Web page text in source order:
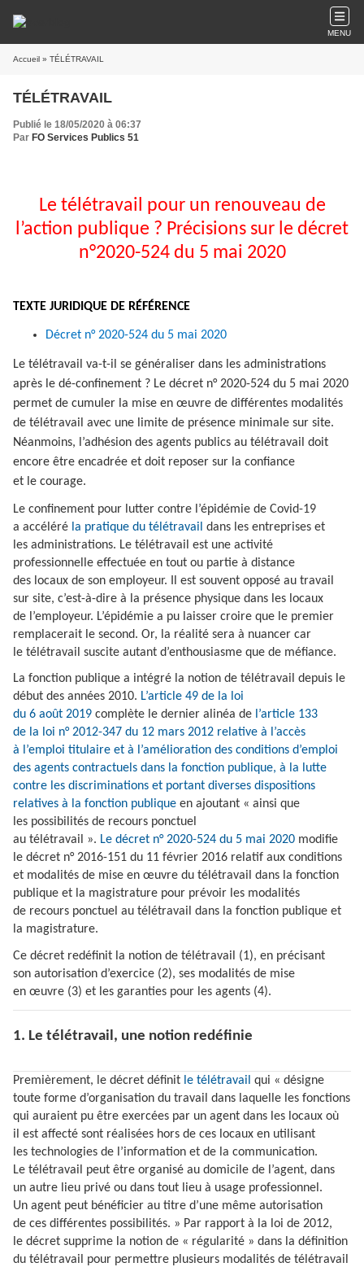
MENU
Accueil » TÉLÉTRAVAIL
TÉLÉTRAVAIL
Publié le 18/05/2020 à 06:37
Par FO Services Publics 51
Le télétravail pour un renouveau de
l’action publique ? Précisions sur le décret
n°2020-524 du 5 mai 2020
TEXTE JURIDIQUE DE RÉFÉRENCE
Décret n° 2020-524 du 5 mai 2020
Le télétravail va-t-il se généraliser dans les administrations
après le dé-confinement ? Le décret n° 2020-524 du 5 mai 2020
permet de cumuler la mise en œuvre de différentes modalités
de télétravail avec une limite de présence minimale sur site.
Néanmoins, l’adhésion des agents publics au télétravail doit
encore être encadrée et doit reposer sur la confiance
et le courage.
Le confinement pour lutter contre l’épidémie de Covid-19
a accéléré la pratique du télétravail dans les entreprises et
les administrations. Le télétravail est une activité
professionnelle effectuée en tout ou partie à distance
des locaux de son employeur. Il est souvent opposé au travail
sur site, c’est-à-dire à la présence physique dans les locaux
de l’employeur. L’épidémie a pu laisser croire que le premier
remplacerait le second. Or, la réalité sera à nuancer car
le télétravail suscite autant d’enthousiasme que de méfiance.
La fonction publique a intégré la notion de télétravail depuis le
début des années 2010. L’article 49 de la loi
du 6 août 2019 complète le dernier alinéa de l’article 133
de la loi n° 2012-347 du 12 mars 2012 relative à l’accès
à l’emploi titulaire et à l’amélioration des conditions d’emploi
des agents contractuels dans la fonction publique, à la lutte
contre les discriminations et portant diverses dispositions
relatives à la fonction publique en ajoutant « ainsi que
les possibilités de recours ponctuel
au télétravail ». Le décret n° 2020-524 du 5 mai 2020 modifie
le décret n° 2016-151 du 11 février 2016 relatif aux conditions
et modalités de mise en œuvre du télétravail dans la fonction
publique et la magistrature pour prévoir les modalités
de recours ponctuel au télétravail dans la fonction publique et
la magistrature.
Ce décret redéfinit la notion de télétravail (1), en précisant
son autorisation d’exercice (2), ses modalités de mise
en œuvre (3) et les garanties pour les agents (4).
1. Le télétravail, une notion redéfinie
Premièrement, le décret définit le télétravail qui « désigne
toute forme d’organisation du travail dans laquelle les fonctions
qui auraient pu être exercées par un agent dans les locaux où
il est affecté sont réalisées hors de ces locaux en utilisant
les technologies de l’information et de la communication.
Le télétravail peut être organisé au domicile de l’agent, dans
un autre lieu privé ou dans tout lieu à usage professionnel.
Un agent peut bénéficier au titre d’une même autorisation
de ces différentes possibilités. » Par rapport à la loi de 2012,
le décret supprime la notion de « régularité » dans la définition
du télétravail pour permettre plusieurs modalités de télétravail